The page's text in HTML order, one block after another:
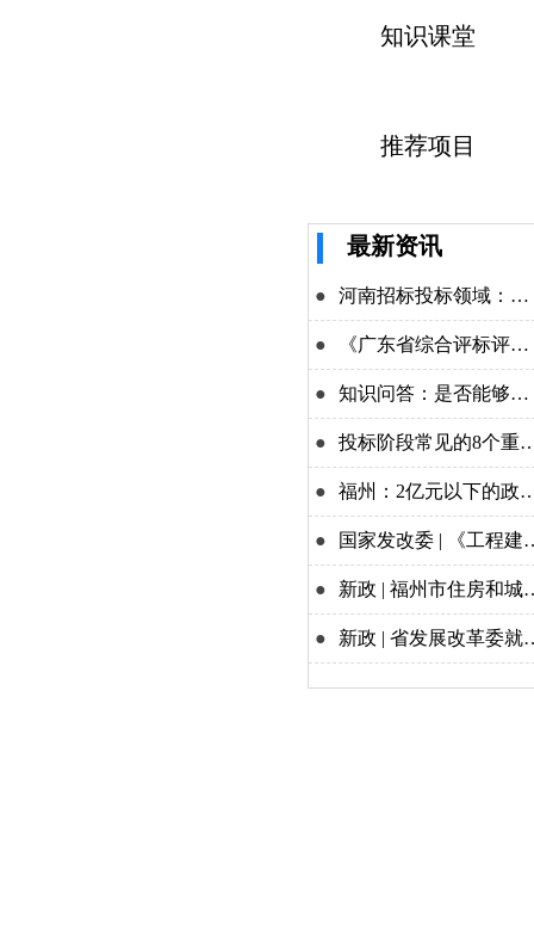
知识课堂
推荐项目
最新资讯
● 河南招标投标领域：四大举措力推改革攻坚
● 《广东省综合评标评审专家库评标专家入库标准》印发，9月1日起施行！
● 知识问答：是否能够实施差异化递交投标保证金？
● 投标阶段常见的8个重点问题解析
● 福州：2亿元以下的政府投资项目（实施装配式建筑的项目除外），不宜采用工程总承包方式。
● 国家发改委 | 《工程建设项目招标代理机构管理办法（公开征求意见稿）》公开征求意见
● 新政 | 福州市住房和城乡建设局关于进一步优化福州市建设工程招标投标年度投标保证金机制的通知!
● 新政 | 省发展改革委就《关于深化改革创新促进招标投标市场规范健康发展的意见（征求意见稿）》公开征求意见